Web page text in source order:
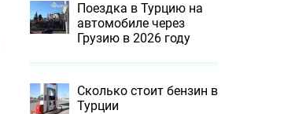
Поездка в Турцию на
автомобиле через
Грузию в 2026 году
Сколько стоит бензин в
Турции